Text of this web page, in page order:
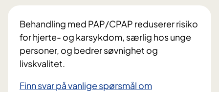
Behandling med PAP/CPAP reduserer risiko
for hjerte- og karsykdom, særlig hos unge
personer, og bedrer søvnighet og
livskvalitet.
Finn svar på vanlige spørsmål om